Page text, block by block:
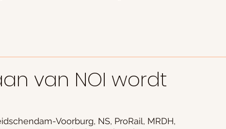
van NOI wordt
Voorburg, NS, ProRail, MRDH,